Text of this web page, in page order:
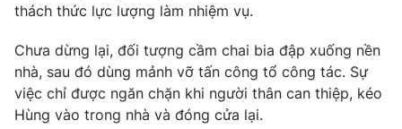
Video Shorts video
VTV Money VTV Thể thao
VTV Sức khoẻ Bất động sản
thách thức lực lượng làm nhiệm vụ.
Chưa dừng lại, đối tượng cầm chai bia đập xuống nền
nhà, sau đó dùng mảnh vỡ tấn công tổ công tác. Sự
việc chỉ được ngăn chặn khi người thân can thiệp, kéo
Hùng vào trong nhà và đóng cửa lại.